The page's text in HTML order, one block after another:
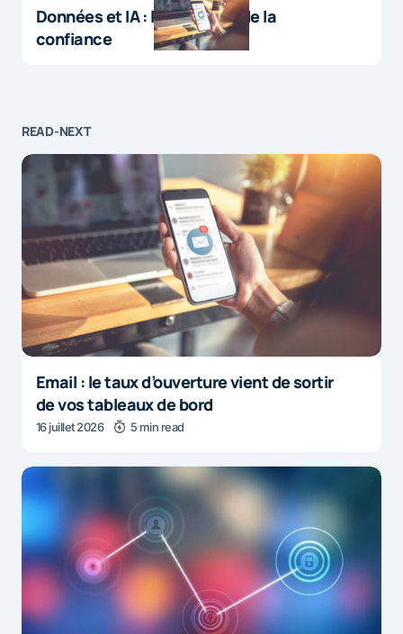
Données et IA : le paradoxe de la
confiance
READ-NEXT
Email : le taux d’ouverture vient de sortir
de vos tableaux de bord
16 juillet 2026 5 min read